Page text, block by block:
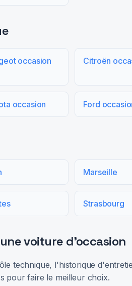
occasion Citroën
occasion Ford
Marseille
Strasbourg
voiture d'occasion
technique, l'historique
pour faire le meilleur choix.